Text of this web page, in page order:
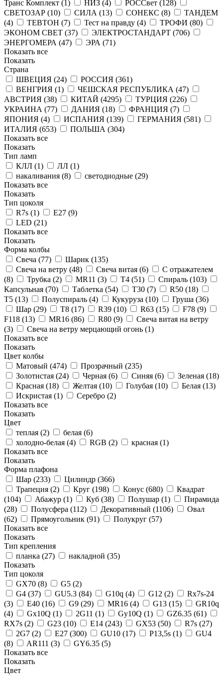
Транс Комплект (1 ) НИЗ (4) РОССвет (128)
СВЕТОЗАР (10) СИЛА (13) СОНЕКС (8)
ТАНДЕМ
(4) ТЕВТОН (7) Тест на правду (4) ТРОФИ (80)
ЭКОНОМ СВЕТ (37) ЭЛЕКТРОСТАНДАРТ (706)
ЭНЕРГОМЕРА (47) ЭРА (71)
Показать все
Показать
Страна
ШВЕЦИЯ (24) РОССИЯ (361)
ВЕНГРИЯ (1) ЧЕШСКАЯ РЕСПУБЛИКА (47)
АВСТРИЯ (38) КИТАЙ (4295) ТУРЦИЯ (226)
УКРАИНА (77) ДАНИЯ (18) ФРАНЦИЯ (7)
ЯПОНИЯ (4) ИСПАНИЯ (139) ГЕРМАНИЯ (581)
ИТАЛИЯ (653) ПОЛЬША (304)
Показать все
Показать
Тип ламп
КЛЛ (1) ЛЛ (1)
накаливания (8) светодиодные (29)
Показать все
Показать
Тип цоколя
R7s (1) Е27 (9)
LED (21)
Показать все
Показать
Форма колбы
Свеча (77) Шарик (135)
Свеча на ветру (48) Свеча витая (6)
С отражателем
(8) Трубка (2) MR11 (3) T4 (51) Спираль (103)
Капсульная (70) Таблетка (54) T30 (7) R50 (18)
T5 (13) Полуспираль (4) Кукуруза (10) Груша (36)
Шар (29) T8 (17) R39 (10) R63 (15) F78 (9)
F118 (13) MR16 (86) R80 (9)
Свеча витая на ветру
(3) Свеча на ветру мерцающий огонь (1)
Показать все
Показать
Цвет колбы
Матовый (474) Прозрачный (235)
Золотистая (24) Черная (6) Синяя (6) Зеленая (18)
Красная (18) Желтая (10) Голубая (10) Белая (13)
Искристая (1) Серебро (2)
Показать все
Показать
Цвет
теплая (2) белая (6)
холодно-белая (4) RGB (2) красная (1)
Показать все
Показать
Форма плафона
Шар (233) Цилиндр (366)
Трапеция (2) Круг (198) Конус (680)
Квадрат
(104) Абажур (1) Куб (38) Полушар (1)
Пирамида
(28) Полусфера (112) Декоративный (1106)
Овал
(62) Прямоугольник (91) Полукруг (57)
Показать все
Показать
Тип крепления
планка (27) накладной (35)
Показать
Тип цоколя
GX70 (8) G5 (2)
G4 (37) GU5.3 (84) G10q (4) G12 (2)
Rx7s-24
(3) Е40 (16) G9 (29) MR16 (4) G13 (15)
GR10q
(4) Gx10Q (1) 2G11 (1) Gy10Q (1) GZ6.35 (61)
RХ7s (2) G23 (10) Е14 (243) GX53 (50) R7s (27)
2G7 (2) Е27 (300) GU10 (17) P13,5s (1)
GU4
(8) AR111 (3) GY6.35 (5)
Показать все
Показать
Цвет